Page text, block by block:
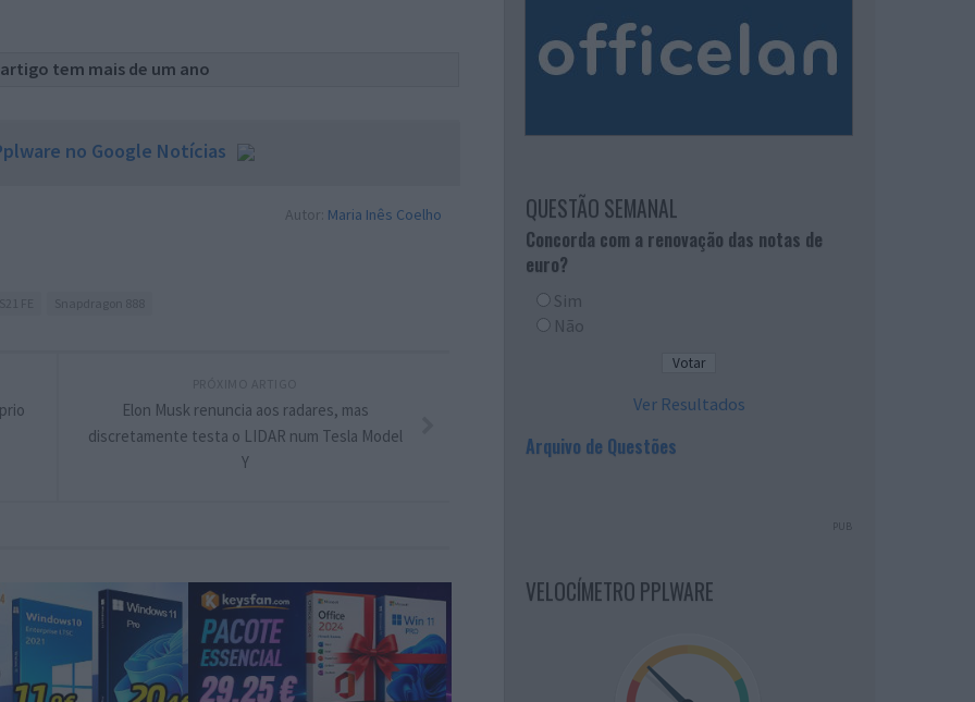
tem mais de um ano
no Google Notícias
Autor: Maria Inês Coelho
Elon Musk renuncia aos radares, mas
discretamente testa o LIDAR num Tesla Model
Y
QUESTÃO SEMANAL
Concorda com a renovação das notas de
euro?
Sim
Não
Ver Resultados
Arquivo de Questões
PUB
VELOCÍMETRO PPLWARE